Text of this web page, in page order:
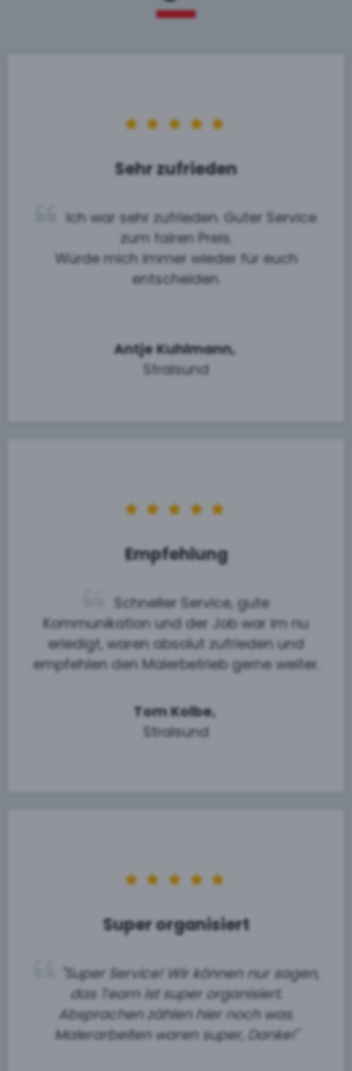
Sehr zufrieden
Ich war sehr zufrieden. Guter Service
zum fairen Preis.
Würde mich immer wieder für euch
entscheiden.
Antje Kuhlmann,
Stralsund
Empfehlung
Schneller Service, gute
Kommunikation und der Job war im nu
erledigt, waren absolut zufrieden und
empfehlen den Malerbetrieb gerne weiter.
Tom Kolbe,
Stralsund
Super organisiert
"Super Service! Wir können nur sagen,
das Team ist super organisiert.
Absprachen zählen hier noch was.
Malerarbeiten waren super, Danke!"